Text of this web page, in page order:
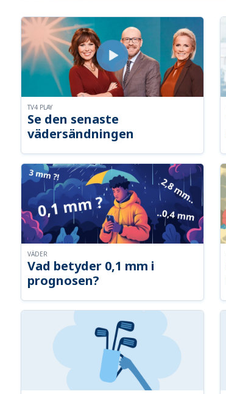
Se den senaste
vädersändningen
TV4 PLAY
Vad betyder 0,1 mm i
prognosen?
VÄDER